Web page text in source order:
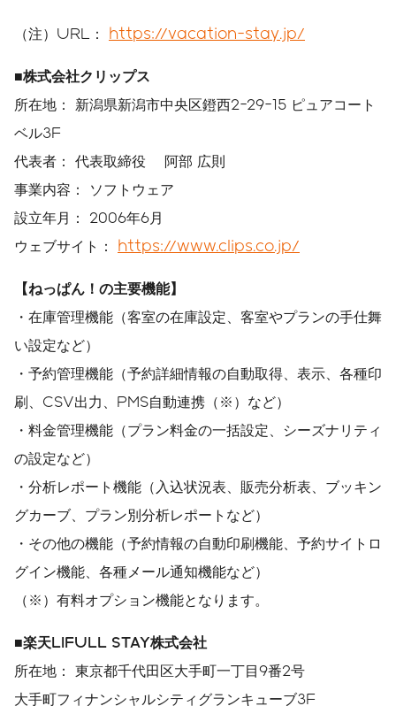
（注）URL： https://vacation-stay.jp/
■株式会社クリップス
所在地： 新潟県新潟市中央区鐙西2-29-15 ピュアコート
ベル3F
代表者： 代表取締役 阿部 広則
事業内容： ソフトウェア
設立年月： 2006年6月
ウェブサイト： https://www.clips.co.jp/
【ねっぱん！の主要機能】
・在庫管理機能（客室の在庫設定、客室やプランの手仕舞
い設定など）
・予約管理機能（予約詳細情報の自動取得、表示、各種印
刷、CSV出力、PMS自動連携（※）など）
・料金管理機能（プラン料金の一括設定、シーズナリティ
の設定など）
・分析レポート機能（入込状況表、販売分析表、ブッキン
グカーブ、プラン別分析レポートなど）
・その他の機能（予約情報の自動印刷機能、予約サイトロ
グイン機能、各種メール通知機能など）
（※）有料オプション機能となります。
■楽天LIFULL STAY株式会社
所在地： 東京都千代田区大手町一丁目9番2号
大手町フィナンシャルシティグランキューブ3F